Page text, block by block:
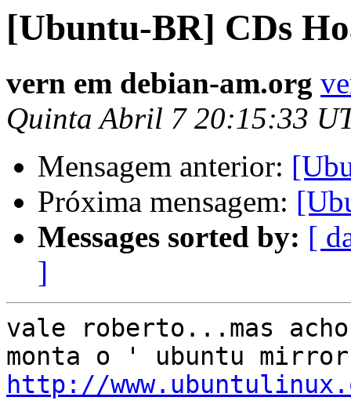
[Ubuntu-BR] CDs
vern em debian-am.org
Quinta Abril 7 20:15:33
Mensagem anterior:
Próxima mensagem:
Messages sorted by: [
]
vale roberto...mas
http://